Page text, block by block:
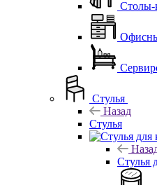
Стулья
Назад
Стулья
Стулья